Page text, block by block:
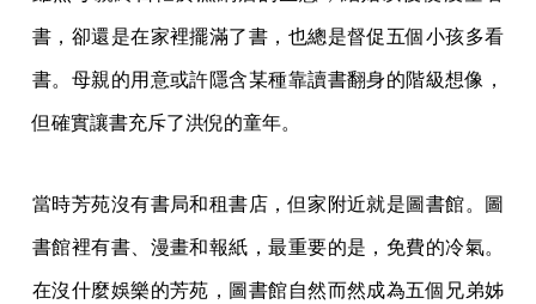
書，卻還是在家裡擺滿了書，也總是督促五個小孩多看
書。母親的用意或許隱含某種靠讀書翻身的階級想像，
但確實讓書充斥了洪倪的童年。
當時芳苑沒有書局和租書店，但家附近就是圖書館。圖
書館裡有書、漫畫和報紙，最重要的是，免費的冷氣。
在沒什麼娛樂的芳苑，圖書館自然而然成為五個兄弟姊